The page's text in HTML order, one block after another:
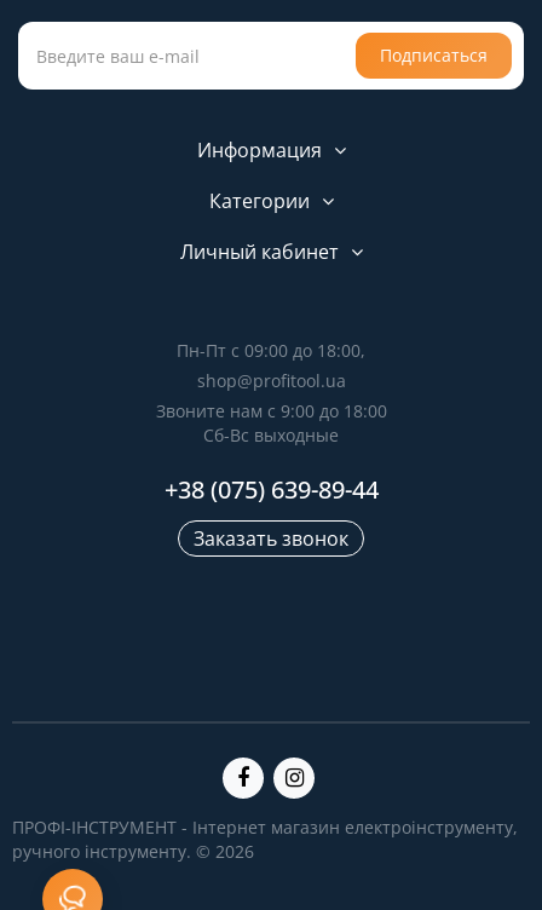
Подписаться
Информация
Категории
Личный кабинет
Пн-Пт с 09:00 до 18:00,
shop@profitool.ua
Звоните нам с 9:00 до 18:00
Сб-Вс выходные
+38 (075) 639-89-44
Заказать звонок
ПРОФІ-ІНСТРУМЕНТ - Інтернет магазин електроінструменту,
ручного інструменту. © 2026